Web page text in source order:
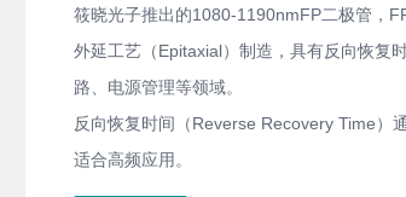
筱晓光子推出的1080-1190nmFP二极管，
外延工艺（Epitaxial）制造，具有反向恢复
路、电源管理等领域。
反向恢复时间（Reverse Recovery Time）
适合高频应用。